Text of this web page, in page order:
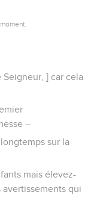
Seigneur, ] car cela
–
sur la
mais élevez-
qui